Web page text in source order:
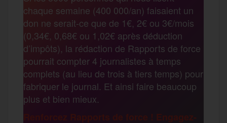
o
o
k
e
r
g
e
m
t
a
g
e
chaque semaine (400 000/an) faisaient un
don ne serait-ce que de 1€, 2€ ou 3€/mois
(0,34€, 0,68€ ou 1,02€ après déduction
d’impôts), la rédaction de Rapports de force
pourrait compter 4 journalistes à temps
complets (au lieu de trois à tiers temps) pour
fabriquer le journal. Et ainsi faire beaucoup
plus et bien mieux.
Renforcez Rapports de force ! Engagez-